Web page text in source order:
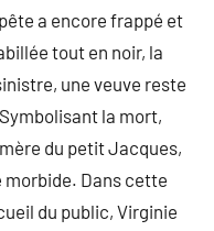
a encore frappé et
tout en noir, la
une veuve reste
la mort,
du petit Jacques,
Dans cette
du public, Virginie